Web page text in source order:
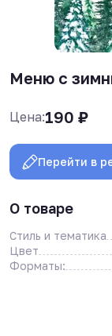
Меню с
Цена:190 ₽
Перейти в
О товаре
Стиль и тематика
Цвет
Форматы: